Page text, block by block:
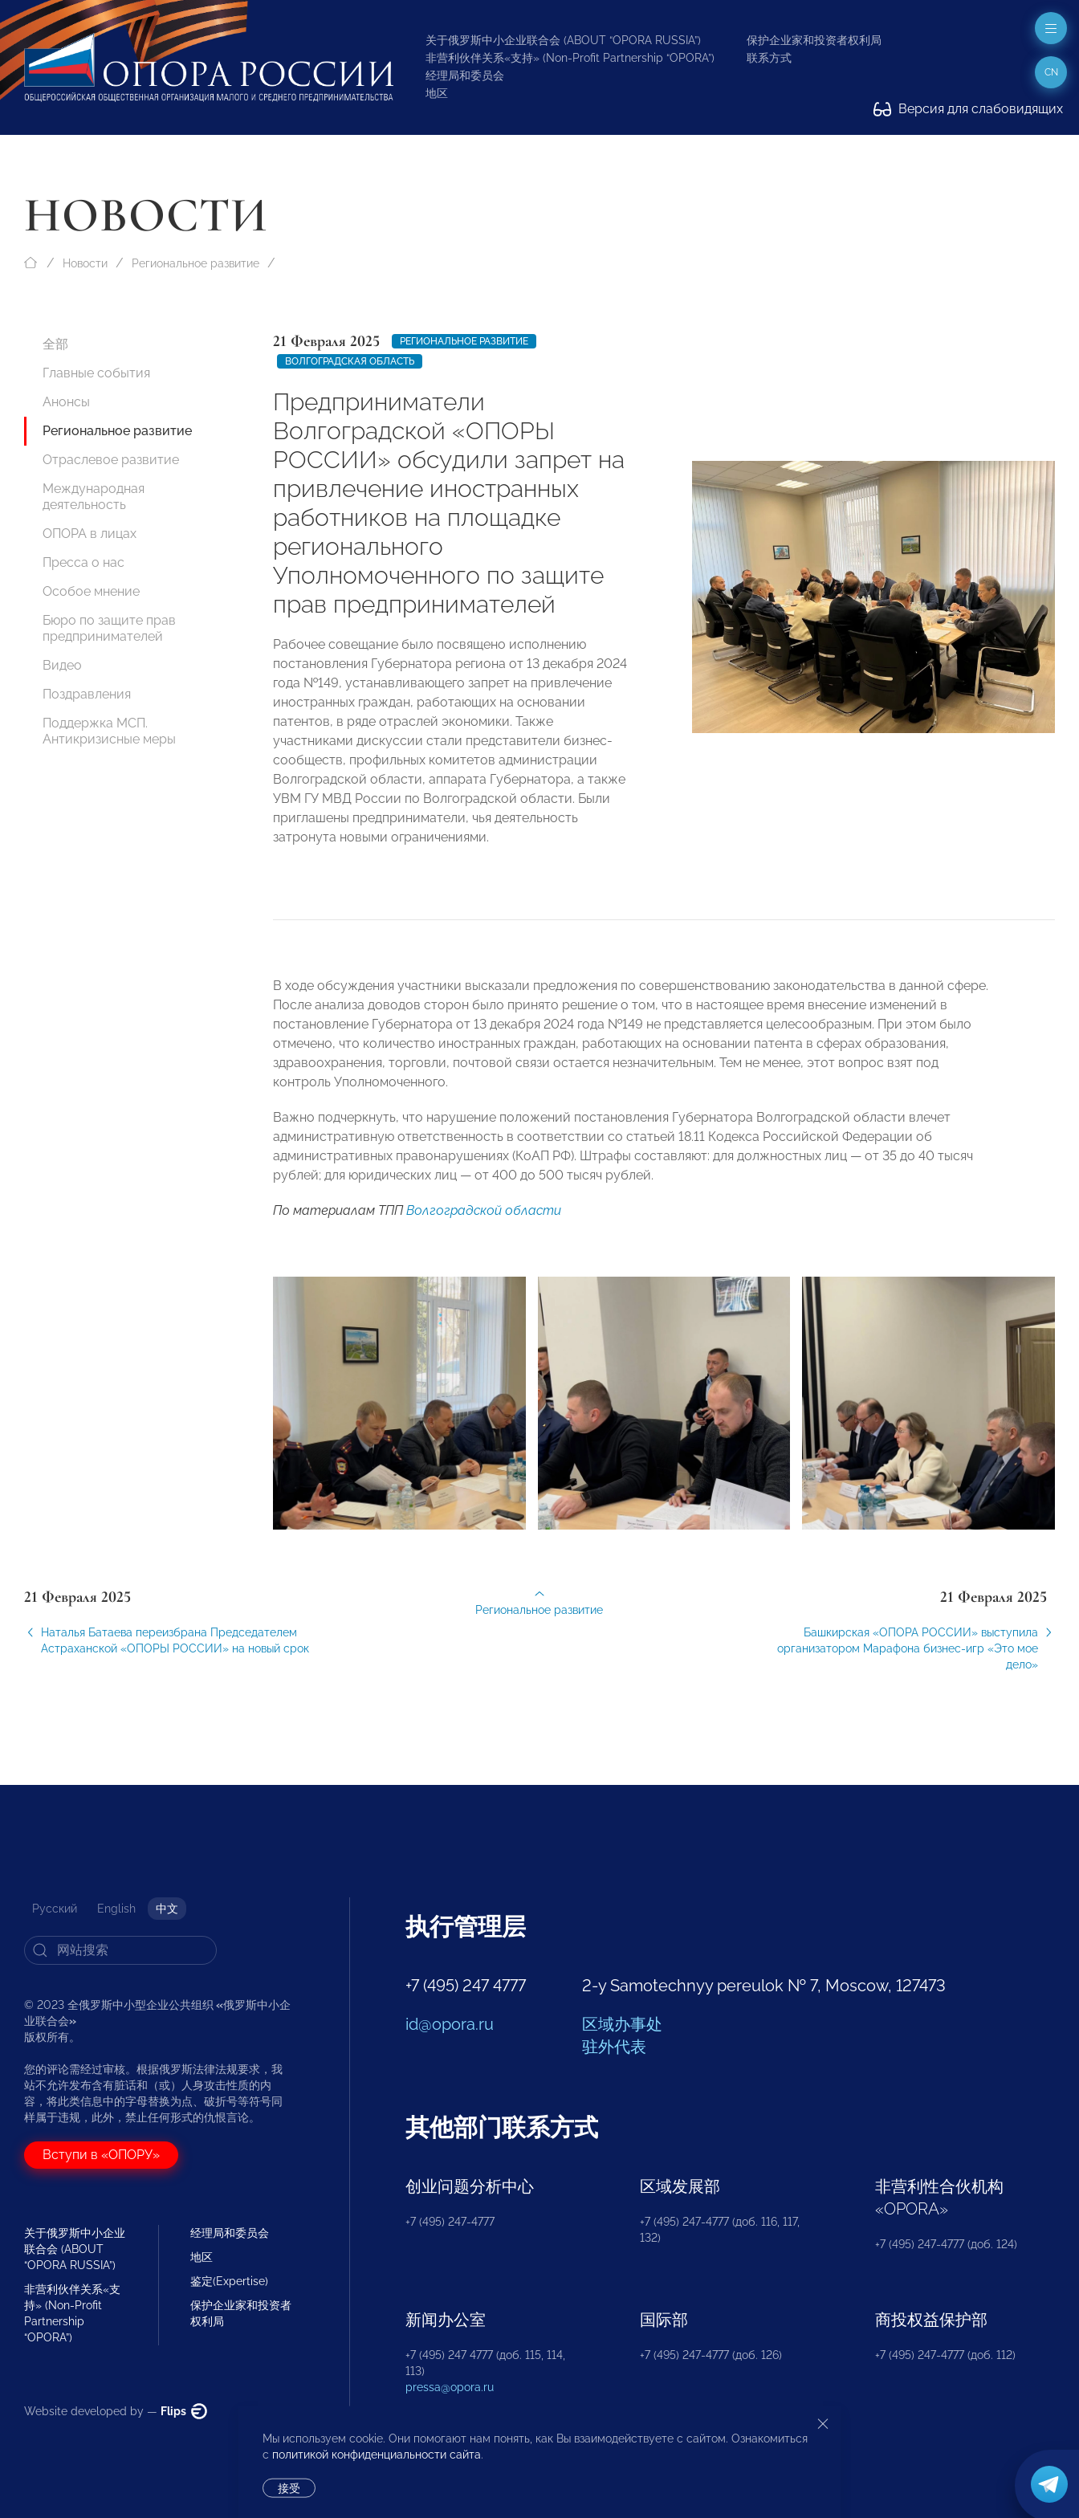
关于俄罗斯中小企业联合会 (ABOUT “OPORA RUSSIA”)
非营利伙伴关系«支持» (Non-Profit Partnership “OPORA”)
经理局和委员会
地区
保护企业家和投资者权利局
联系方式
Версия для слабовидящих
CN
НОВОСТИ
Новости Региональное развитие
全部
Главные события
Анонсы
Региональное развитие
Отраслевое развитие
Международная
деятельность
ОПОРА в лицах
Пресса о нас
Особое мнение
Бюро по защите прав
предпринимателей
Видео
Поздравления
Поддержка МСП.
Антикризисные меры
21 Февраля 2025
РЕГИОНАЛЬНОЕ РАЗВИТИЕ
ВОЛГОГРАДСКАЯ ОБЛАСТЬ
Предприниматели
Волгоградской «ОПОРЫ
РОССИИ» обсудили запрет на
привлечение иностранных
работников на площадке
регионального
Уполномоченного по защите
прав предпринимателей
Рабочее совещание было посвящено исполнению
постановления Губернатора региона от 13 декабря 2024
года №149, устанавливающего запрет на привлечение
иностранных граждан, работающих на основании
патентов, в ряде отраслей экономики. Также
участниками дискуссии стали представители бизнес-
сообществ, профильных комитетов администрации
Волгоградской области, аппарата Губернатора, а также
УВМ ГУ МВД России по Волгоградской области. Были
приглашены предприниматели, чья деятельность
затронута новыми ограничениями.
В ходе обсуждения участники высказали предложения по совершенствованию законодательства в данной сфере.
После анализа доводов сторон было принято решение о том, что в настоящее время внесение изменений в
постановление Губернатора от 13 декабря 2024 года №149 не представляется целесообразным. При этом было
отмечено, что количество иностранных граждан, работающих на основании патента в сферах образования,
здравоохранения, торговли, почтовой связи остается незначительным. Тем не менее, этот вопрос взят под
контроль Уполномоченного.
Важно подчеркнуть, что нарушение положений постановления Губернатора Волгоградской области влечет
административную ответственность в соответствии со статьей 18.11 Кодекса Российской Федерации об
административных правонарушениях (КоАП РФ). Штрафы составляют: для должностных лиц — от 35 до 40 тысяч
рублей; для юридических лиц — от 400 до 500 тысяч рублей.
По материалам ТППВолгоградской области
21 Февраля 2025
Наталья Батаева переизбрана Председателем
Астраханской «ОПОРЫ РОССИИ» на новый срок
21 Февраля 2025
Башкирская «ОПОРА РОССИИ» выступила
организатором Марафона бизнес-игр «Это мое
дело»
Региональное развитие
Русский English 中文
© 2023 全俄罗斯中小型企业公共组织 «俄罗斯中小企
业联合会»
版权所有。
您的评论需经过审核。根据俄罗斯法律法规要求，我
站不允许发布含有脏话和（或）人身攻击性质的内
容，将此类信息中的字母替换为点、破折号等符号同
样属于违规，此外，禁止任何形式的仇恨言论。
Вступи в «ОПОРУ»
关于俄罗斯中小企业
联合会 (ABOUT
“OPORA RUSSIA”)
非营利伙伴关系«支
持» (Non-Profit
Partnership
“OPORA”)
经理局和委员会
地区
鉴定(Expertise)
保护企业家和投资者
权利局
Website developed by — Flips
执行管理层
+7 (495) 247 4777
id@opora.ru
2-y Samotechnyy pereulok № 7, Moscow, 127473
区域办事处
驻外代表
其他部门联系方式
创业问题分析中心
+7 (495) 247-4777
区域发展部
+7 (495) 247-4777 (доб. 116, 117,
132)
非营利性合伙机构
«OPORA»
+7 (495) 247-4777 (доб. 124)
新闻办公室
+7 (495) 247 4777 (доб. 115, 114,
113)
pressa@opora.ru
国际部
+7 (495) 247-4777 (доб. 126)
商投权益保护部
+7 (495) 247-4777 (доб. 112)
Мы используем cookie. Они помогают нам понять, как Вы взаимодействуете с сайтом. Ознакомиться
с политикой конфиденциальности сайта.
接受